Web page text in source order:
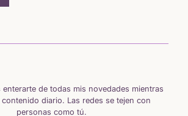
enterarte de todas mis novedades mientras
diario. Las redes se tejen con
personas como tú.